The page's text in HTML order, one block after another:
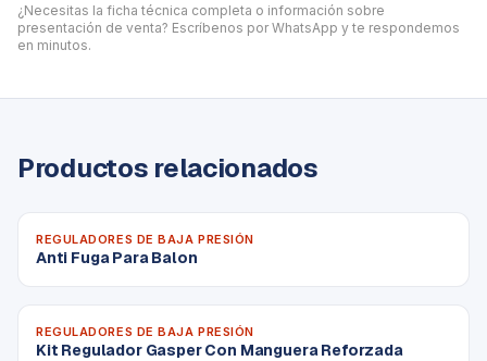
¿Necesitas la ficha técnica completa o información sobre
presentación de venta? Escríbenos por WhatsApp y te respondemos
en minutos.
Productos relacionados
REGULADORES DE BAJA PRESIÓN
Anti Fuga Para Balon
REGULADORES DE BAJA PRESIÓN
Kit Regulador Gasper Con Manguera Reforzada